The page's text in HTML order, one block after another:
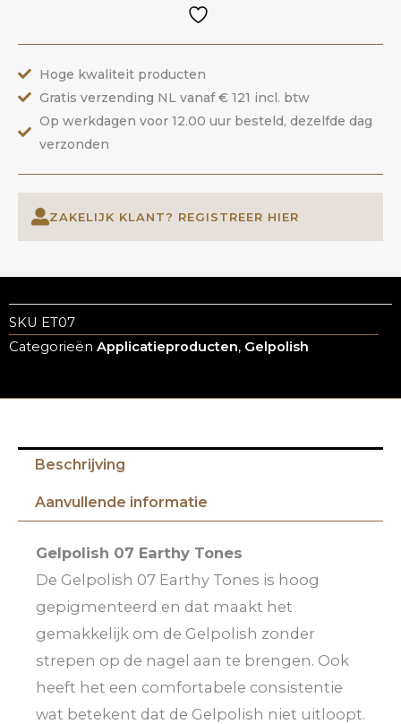
Hoge kwaliteit producten
Gratis verzending NL vanaf € 121 incl. btw
Op werkdagen voor 12.00 uur besteld, dezelfde dag
verzonden
ZAKELIJK KLANT? REGISTREER HIER
SKU ET07
Categorieën Applicatieproducten, Gelpolish
Beschrijving
Aanvullende informatie
Gelpolish 07 Earthy Tones
De Gelpolish 07 Earthy Tones is hoog
gepigmenteerd en dat maakt het
gemakkelijk om de Gelpolish zonder
strepen op de nagel aan te brengen. Ook
heeft het een comfortabele consistentie
wat betekent dat de Gelpolish niet uitloopt.